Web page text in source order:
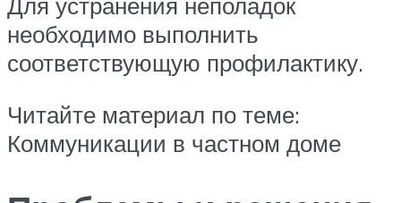
необходимо выполнить
соответствующую профилактику.
Читайте материал по теме:
Коммуникации в частном доме